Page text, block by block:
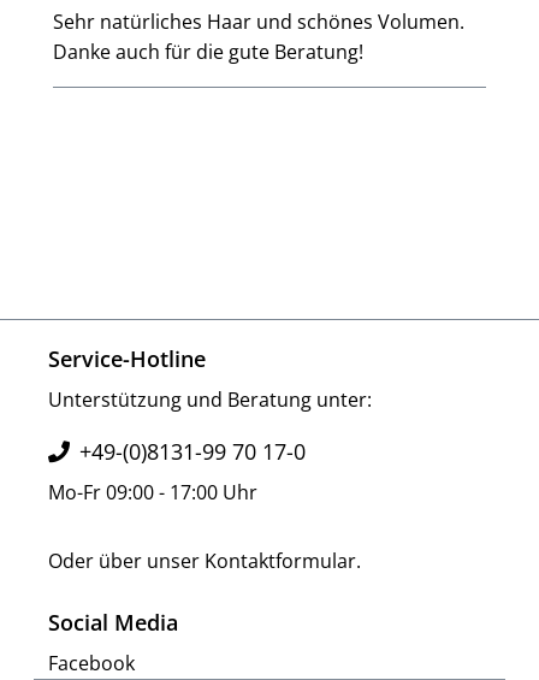
Sehr natürliches Haar und schönes Volumen.
Danke auch für die gute Beratung!
Service-Hotline
Unterstützung und Beratung unter:
+49-(0)8131-99 70 17-0
Mo-Fr 09:00 - 17:00 Uhr
Oder über unser Kontaktformular.
Social Media
Facebook